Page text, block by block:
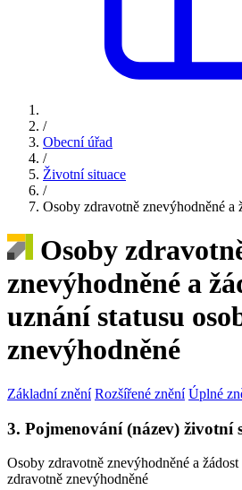
/
Obecní úřad
/
Životní situace
/
Osoby zdravotně znevýhodněné
Osoby
znevýhodněné a
uznání statusu
znevýhodněné
Základní znění Rozšířené znění Úplné
3. Pojmenování (název) životní
Osoby zdravotně znevýhodněné a
zdravotně znevýhodněné